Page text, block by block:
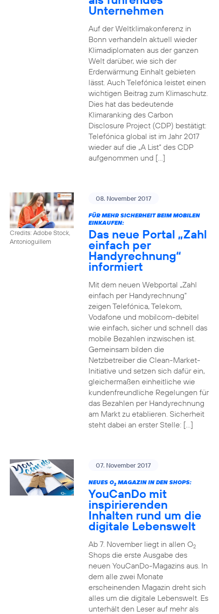
Unternehmen
Auf der Weltklimakonferenz in
Bonn verhandeln aktuell wieder
Klimadiplomaten aus der ganzen
Welt darüber, wie sich der
Erderwärmung Einhalt gebieten
lässt. Auch Telefónica leistet einen
wichtigen Beitrag zum Klimaschutz.
Dies hat das bedeutende
Klimaranking des Carbon
Disclosure Project (CDP) bestätigt:
Telefónica global ist im Jahr 2017
wieder auf die „A List“ des CDP
aufgenommen und […]
Credits: Adobe Stock,
Antonioguillem
08. November 2017
FÜR MEHR SICHERHEIT BEIM MOBILEN
EINKAUFEN:
Das neue Portal „Zahl
einfach per
Handyrechnung“
informiert
Mit dem neuen Webportal „Zahl
einfach per Handyrechnung“
zeigen Telefónica, Telekom,
Vodafone und mobilcom-debitel
wie einfach, sicher und schnell das
mobile Bezahlen inzwischen ist.
Gemeinsam bilden die
Netzbetreiber die Clean-Market-
Initiative und setzen sich dafür ein,
gleichermaßen einheitliche wie
kundenfreundliche Regelungen für
das Bezahlen per Handyrechnung
am Markt zu etablieren. Sicherheit
steht dabei an erster Stelle: […]
07. November 2017
NEUES O2MAGAZIN IN DEN SHOPS:
YouCanDo mit
inspirierenden
Inhalten rund um die
digitale Lebenswelt
Ab 7. November liegt in allen O2
Shops die erste Ausgabe des
neuen YouCanDo-Magazins aus. In
dem alle zwei Monate
erscheinenden Magazin dreht sich
alles um die digitale Lebenswelt. Es
unterhält den Leser auf mehr als